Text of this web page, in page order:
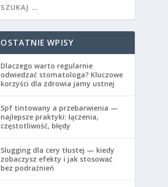
OSTATNIE WPISY
Dlaczego warto regularnie
odwiedzać stomatologa? Kluczowe
korzyści dla zdrowia jamy ustnej
Spf tintowany a przebarwienia —
najlepsze praktyki: łączenia,
częstotliwość, błędy
Slugging dla cery tłustej — kiedy
zobaczysz efekty i jak stosować
bez podrażnień